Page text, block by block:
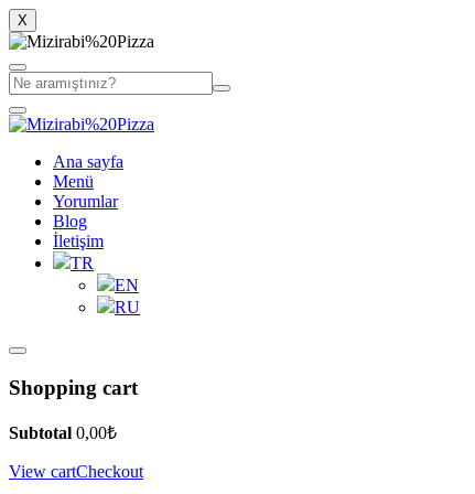
X
Ana sayfa
Menü
Yorumlar
Blog
İletişim
TR
EN
RU
Shopping cart
Subtotal 0,00₺
View cartCheckout